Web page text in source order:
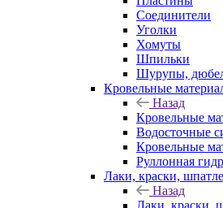
Соединители
Уголки
Хомуты
Шпильки
Шурупы,
Кровельные
Назад
Кровельные
Водосточные
Кровельные
Руллонная
Лаки, краски,
Назад
Лаки, краски,